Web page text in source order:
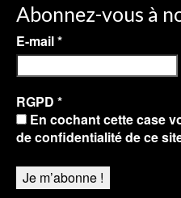
Abonnez-vous à
E-mail*
RGPD *
En cochant cette case
de confidentialité de ce